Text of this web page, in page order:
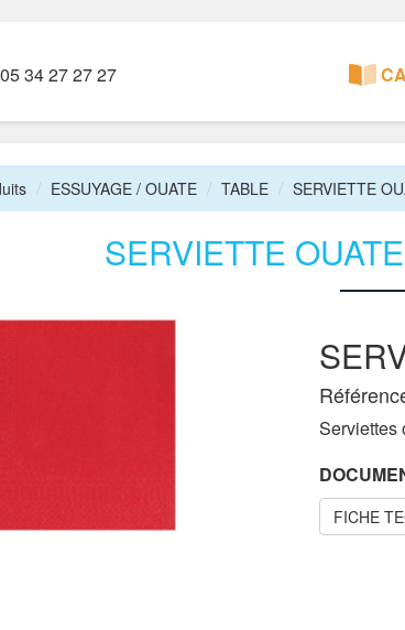
34 27 27 27
ESSUYAGE / OUATE TABLE SERVIETTE
SERVIETTE
Serviettes
FICHE